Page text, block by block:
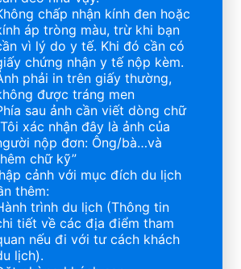
chấp nhận kính đen hoặc
áp tròng màu, trừ khi bạn
vì lý do y tế. Khi đó cần có
chứng nhận y tế nộp kèm.
phải in trên giấy thường,
được tráng men
sau ảnh cần viết dòng chữ
xác nhận đây là ảnh của
nộp đơn: Ông/bà…và
chữ kỹ”
cảnh với mục đích du lịch
thêm:
trình du lịch (Thông tin
tiết về các địa điểm tham
nếu đi với tư cách khách
lịch).